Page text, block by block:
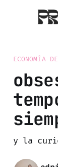
ECONOMÍA
y la